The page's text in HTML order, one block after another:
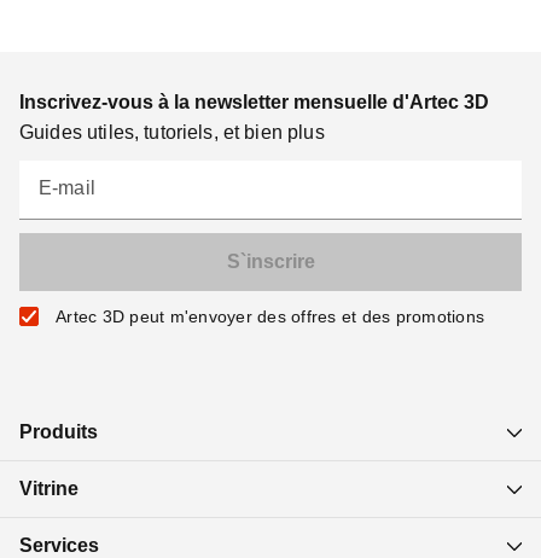
Inscrivez-vous à la newsletter mensuelle d'Artec 3D
Guides utiles, tutoriels, et bien plus
E-mail
Artec 3D peut m'envoyer des offres et des promotions
Produits
Vitrine
Services